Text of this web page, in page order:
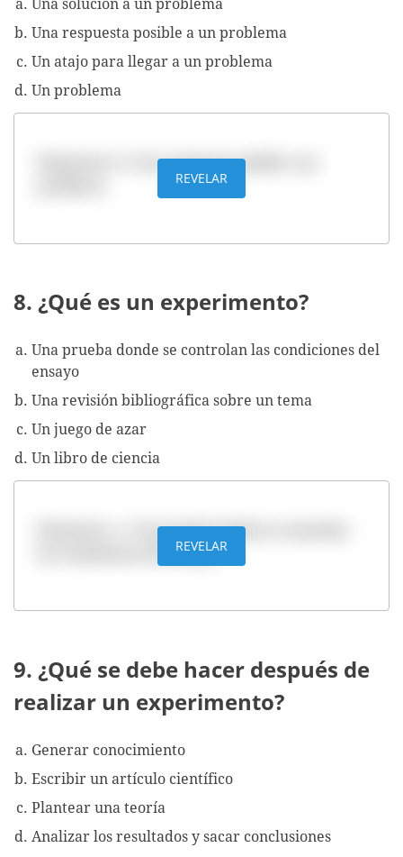
Una solución a un problema
Una respuesta posible a un problema
Un atajo para llegar a un problema
Un problema
Respuesta: b. Una respuesta posible a un
REVELAR
8. ¿Qué es un experimento?
Una prueba donde se controlan las condiciones del
ensayo
Una revisión bibliográfica sobre un tema
Un juego de azar
Un libro de ciencia
Respuesta: a. Una prueba donde se controlan
las condiciones del ensayo
REVELAR
9. ¿Qué se debe hacer después de
realizar un experimento?
Generar conocimiento
Escribir un artículo científico
Plantear una teoría
Analizar los resultados y sacar conclusiones